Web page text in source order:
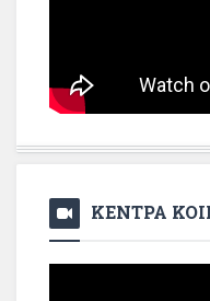
ΚΕΝΤΡΑ